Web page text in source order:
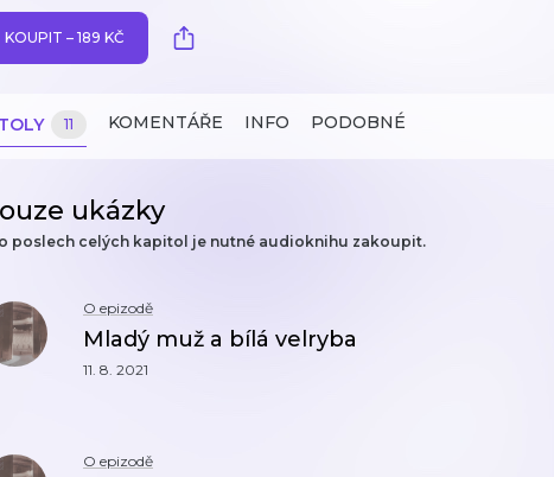
KOUPIT – 189 KČ
11 KOMENTÁŘE INFO PODOBNÉ
ukázky
poslech celých kapitol je nutné audioknihu zakoupit.
O epizodě
Mladý muž a bílá velryba
11. 8. 2021
O epizodě